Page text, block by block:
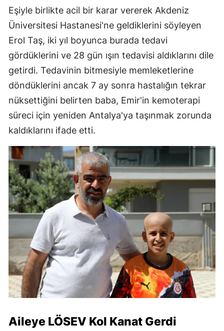
Eşiyle birlikte acil bir karar vererek Akdeniz
Üniversitesi Hastanesi'ne geldiklerini söyleyen
Erol Taş, iki yıl boyunca burada tedavi
gördüklerini ve 28 gün ışın tedavisi aldıklarını dile
getirdi. Tedavinin bitmesiyle memleketlerine
döndüklerini ancak 7 ay sonra hastalığın tekrar
nüksettiğini belirten baba, Emir'in kemoterapi
süreci için yeniden Antalya'ya taşınmak zorunda
kaldıklarını ifade etti.
Aileye LÖSEV Kol Kanat Gerdi